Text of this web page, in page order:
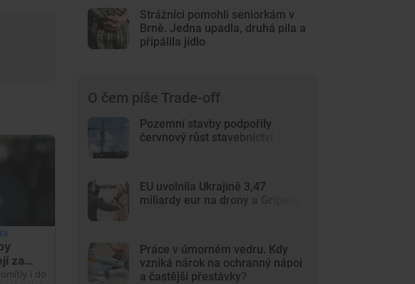
Strážníci pomohli seniorkám v
Brně. Jedna upadla, druhá pila a
připálila jídlo
O čem píše Trade-off
Pozemní stavby podpořily
červnový růst stavebnictví
EU uvolnila Ukrajině 3,47
miliardy eur na drony a Gripeny
Práce v úmorném vedru. Kdy
vzniká nárok na ochranný nápoj
a častější přestávky?